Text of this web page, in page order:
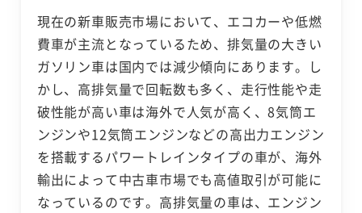
現在の新車販売市場において、エコカーや低燃
費車が主流となっているため、排気量の大きい
ガソリン車は国内では減少傾向にあります。し
かし、高排気量で回転数も多く、走行性能や走
破性能が高い車は海外で人気が高く、8気筒エ
ンジンや12気筒エンジンなどの高出力エンジン
を搭載するパワートレインタイプの車が、海外
輸出によって中古車市場でも高値取引が可能に
なっているのです。高排気量の車は、エンジン